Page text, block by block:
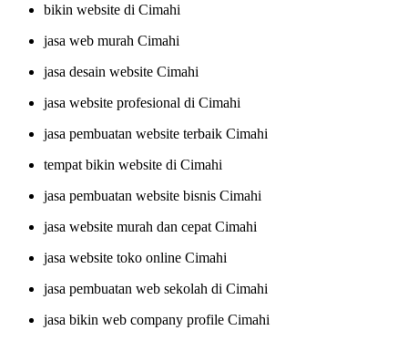
bikin website di Cimahi
jasa web murah Cimahi
jasa desain website Cimahi
jasa website profesional di Cimahi
jasa pembuatan website terbaik Cimahi
tempat bikin website di Cimahi
jasa pembuatan website bisnis Cimahi
jasa website murah dan cepat Cimahi
jasa website toko online Cimahi
jasa pembuatan web sekolah di Cimahi
jasa bikin web company profile Cimahi